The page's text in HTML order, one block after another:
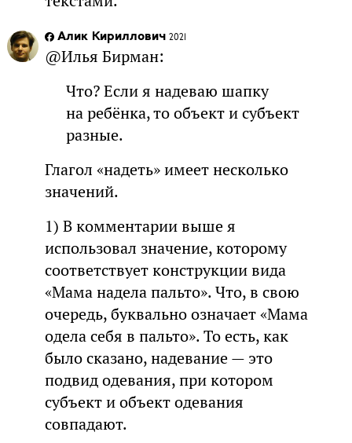
Алик Кириллович 2021
@Илья Бирман:
Что? Если я надеваю шапку
на ребёнка, то объект и субъект
разные.
Глагол «надеть» имеет несколько
значений.
1) В комментарии выше я
использовал значение, которому
соответствует конструкции вида
«Мама надела пальто». Что, в свою
очередь, буквально означает «Мама
одела себя в пальто». То есть, как
было сказано, надевание — это
подвид одевания, при котором
субъект и объект одевания
совпадают.